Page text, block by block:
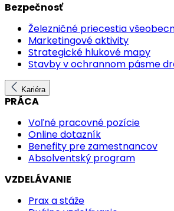
Bezpečnosť
Železničné priecestia
Marketingové aktivity
Strategické hlukové mapy
Stavby v ochrannom pásme
Kariéra
PRÁCA
Voľné pracovné pozície
Online dotazník
Benefity pre zamestnancov
Absolventský program
VZDELÁVANIE
Prax a stáže